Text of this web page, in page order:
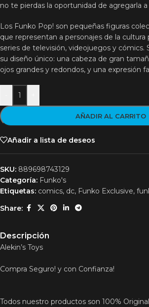
no te pierdas la oportunidad de agregarla
Los Funko Pop! son pequeñas figuras
que representan a personajes de la cultura
series de televisión, videojuegos y cómics.
su diseño único: una cabeza de gran
ojos grandes y redondos, y una expresión
AÑADIR AL CARRITO
Añadir a lista de deseos
SKU: 889698743129
Categoría: Funko's
Etiquetas: comics, dc, Funko Exclusive,
Share:
Descripción
Alekin’s Toys
Compra Seguro! y con Confianza!
Todos nuestro productos son 100%